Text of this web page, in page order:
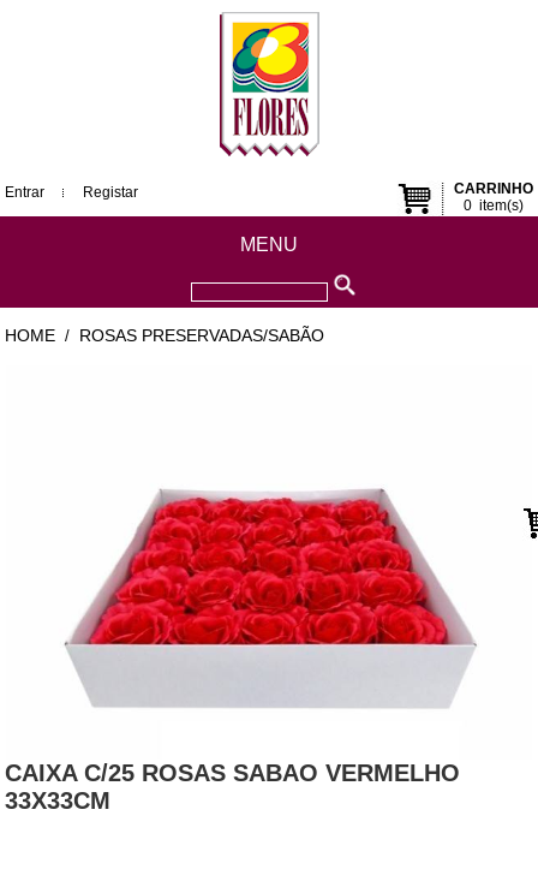
CARRINHO
0item(s)
Entrar Registar
MENU
HOME / ROSAS PRESERVADAS/SABÃO
CAIXA C/25 ROSAS SABAO VERMELHO
33X33CM